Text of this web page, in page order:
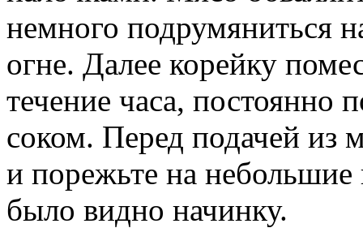
немного подрумяниться
огне. Далее корейку
течение часа, постоянно
соком. Перед подачей из
и порежьте на
было видно начинку.